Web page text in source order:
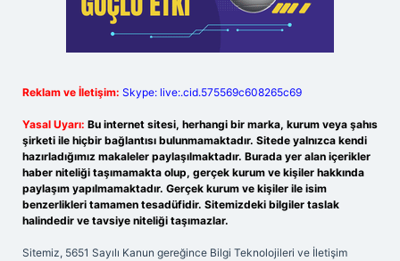
Reklam ve İletişim: Skype: live:.cid.575569c608265c69
Yasal Uyarı: Bu internet sitesi, herhangi bir marka, kurum veya şahıs
şirketi ile hiçbir bağlantısı bulunmamaktadır. Sitede yalnızca kendi
hazırladığımız makaleler paylaşılmaktadır. Burada yer alan içerikler
haber niteliği taşımamakta olup, gerçek kurum ve kişiler hakkında
paylaşım yapılmamaktadır. Gerçek kurum ve kişiler ile isim
benzerlikleri tamamen tesadüfidir. Sitemizdeki bilgiler taslak
halindedir ve tavsiye niteliği taşımazlar.
Sitemiz, 5651 Sayılı Kanun gereğince Bilgi Teknolojileri ve İletişim